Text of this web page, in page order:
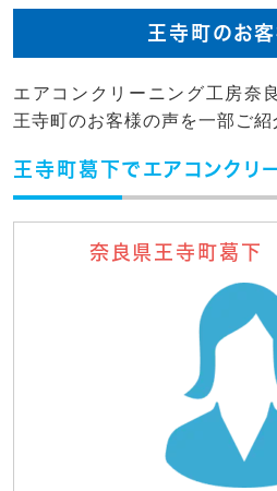
王寺町のお
エアコンクリーニング工房奈
王寺町のお客様の声を一部ご紹
王寺町葛下でエアコンクリ
奈良県王寺町葛